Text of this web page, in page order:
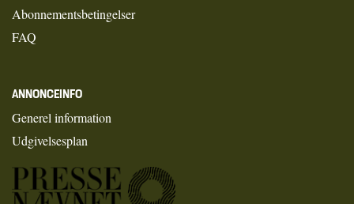
Abonnementsbetingelser
FAQ
ANNONCEINFO
Generel information
Udgivelsesplan